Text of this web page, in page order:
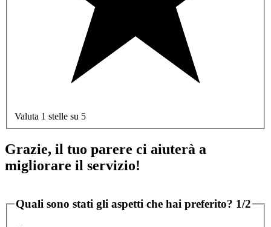
Valuta 1 stelle su 5
Grazie, il tuo parere ci aiuterà a
migliorare il servizio!
Quali sono stati gli aspetti che hai preferito? 1/2